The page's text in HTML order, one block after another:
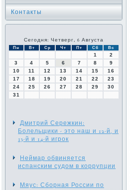
Контакты
Сегодня: Четверг, 6 Августа
Пн Вт Ср Чт Пт Сб Вс
1
2
3
4 5 6 7 8
9
10
11 12 13 14 15
16
17
18 19 20 21 22
23
24
25 26 27 28 29
30
31
Дмитрий Сережкин:
Болельщики - это наш и 12-й, и
13-й и 14-й игрок
Неймар обвиняется
испанским судом в коррупции
Мяус: Сборная России по